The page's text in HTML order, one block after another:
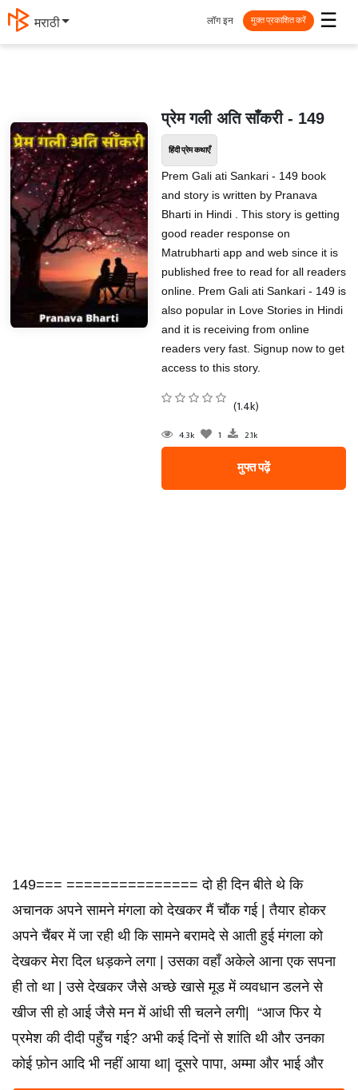
मराठी ☰
लॉग इन मुक्त प्रकाशित करें
प्रेम गली अति साँकरी - 149
हिंदी प्रेम कथाएँ
Prem Gali ati Sankari - 149 book
and story is written by Pranava
Bharti in Hindi . This story is getting
good reader response on
Matrubharti app and web since it is
published free to read for all readers
online. Prem Gali ati Sankari - 149 is
also popular in Love Stories in Hindi
and it is receiving from online
readers very fast. Signup now to get
access to this story.
(1.4k)
4.3k 1 2.1k
मुफ्त पढ़ें
149=== =============== दो ही दिन बीते थे कि
अचानक अपने सामने मंगला को देखकर मैं चौंक गई | तैयार होकर
अपने चैंबर में जा रही थी कि सामने बरामदे से आती हुई मंगला को
देखकर मेरा दिल धड़कने लगा | उसका वहाँ अकेले आना एक सपना
ही तो था | उसे देखकर जैसे अच्छे खासे मूड में व्यवधान डलने से
खीज सी हो आई जैसे मन में आंधी सी चलने लगी| “आज फिर ये
प्रमेश की दीदी पहुँच गई? अभी कई दिनों से शांति थी और उनका
कोई फ़ोन आदि भी नहीं आया था| दूसरे पापा, अम्मा और भाई और